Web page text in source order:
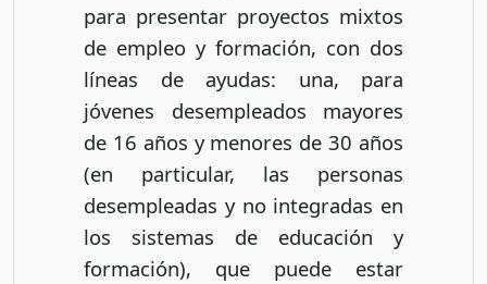
para presentar proyectos mixtos
de empleo y formación, con dos
líneas de ayudas: una, para
jóvenes desempleados mayores
de 16 años y menores de 30 años
(en particular, las personas
desempleadas y no integradas en
los sistemas de educación y
formación), que puede estar